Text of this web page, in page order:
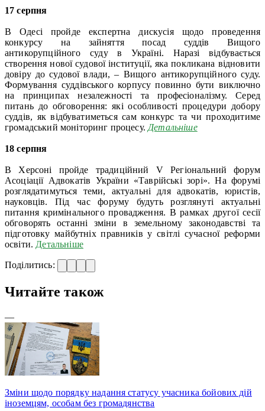
17 серпня
В Одесі пройде експертна дискусія щодо проведення
конкурсу на зайняття посад суддів Вищого
антикорупційного суду в Україні. Наразі відбувається
створення нової судової інституції, яка покликана відновити
довіру до судової влади, – Вищого антикорупційного суду.
Формування суддівського корпусу повинно бути виключно
на принципах незалежності та професіоналізму. Серед
питань до обговорення: які особливості процедури добору
суддів, як відбуватиметься сам конкурс та чи проходитиме
громадський моніторинг процесу. Детальніше
18 серпня
В Херсоні пройде традиційний V Регіональний форум
Асоціації Адвокатів України «Таврійські зорі». На форумі
розглядатимуться теми, актуальні для адвокатів, юристів,
науковців. Під час форуму будуть розглянуті актуальні
питання кримінального провадження. В рамках другої сесії
обговорять останні зміни в земельному законодавстві та
підготовку майбутніх правників у світлі сучасної реформи
освіти. Детальніше
Поділитись:
Читайте також
—
Зміни щодо порядку надання статусу учасника бойових дій
іноземцям, особам без громадянства